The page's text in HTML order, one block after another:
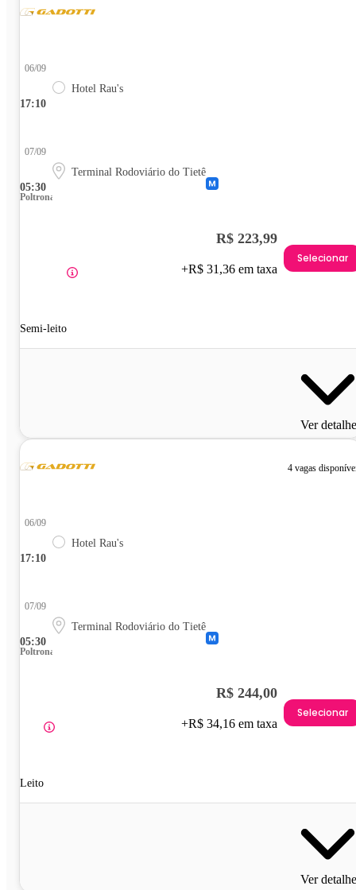
17:10
06/09
Hotel Rau's
05:30
07/09
Terminal Rodoviário do Tietê
Poltrona
Semi-leito
R$ 223,99
+R$ 31,36 em taxa
Selecionar
Ver
4 vagas
17:10
06/09
Hotel Rau's
05:30
07/09
Terminal Rodoviário do Tietê
Poltrona
Leito
R$ 244,00
+R$ 34,16 em taxa
Selecionar
Ver